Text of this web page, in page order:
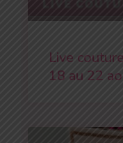
Live
18 au 22